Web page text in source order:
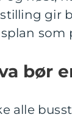
gir
som
bør
alle